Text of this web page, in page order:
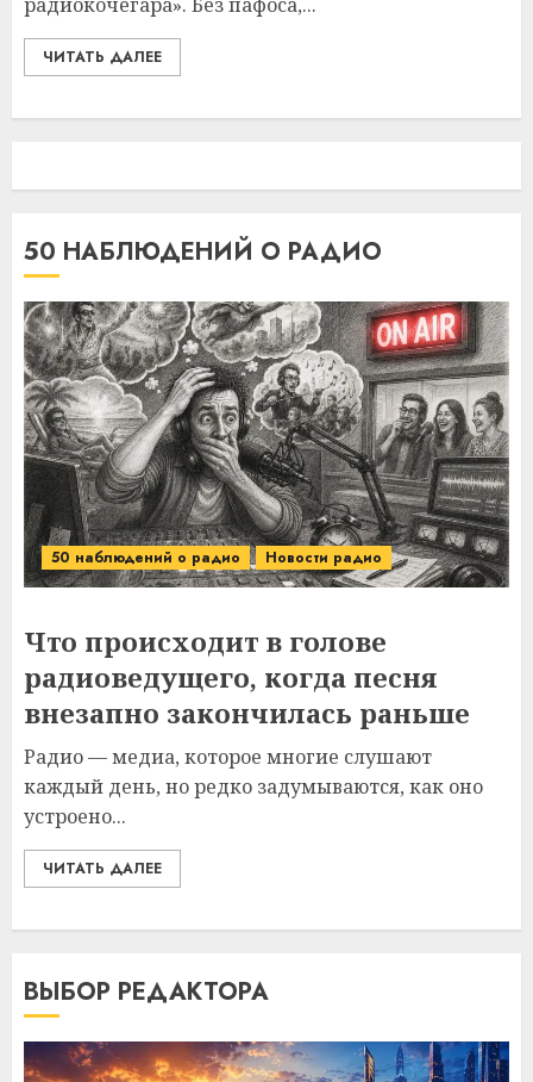
радиокочегара». Без пафоса,...
ЧИТАТЬ ДАЛЕЕ
50 НАБЛЮДЕНИЙ О РАДИО
50 наблюдений о радио Новости радио
Что происходит в голове
радиоведущего, когда песня
внезапно закончилась раньше
Радио — медиа, которое многие слушают
каждый день, но редко задумываются, как оно
устроено...
ЧИТАТЬ ДАЛЕЕ
ВЫБОР РЕДАКТОРА